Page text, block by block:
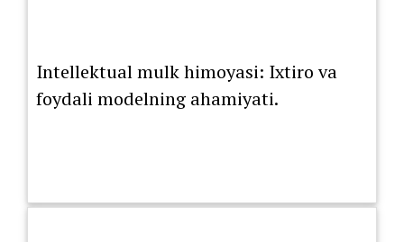
Intellektual mulk himoyasi: Ixtiro va
foydali modelning ahamiyati.